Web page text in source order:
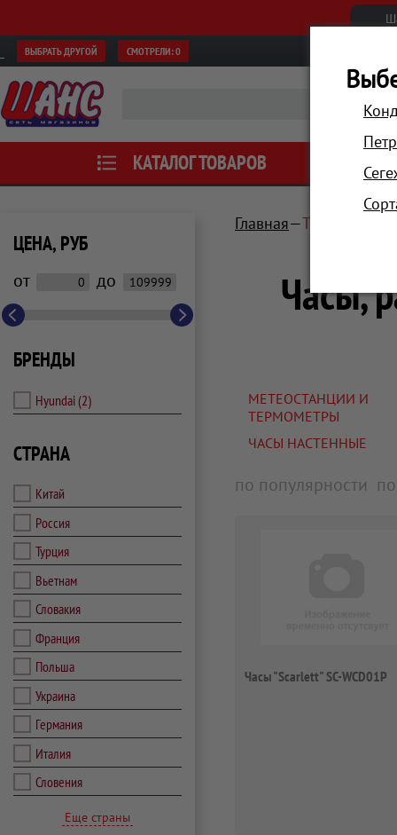
ВЫБРАТЬ ДРУГОЙ СМОТРЕЛИ:0
КАТАЛОГ ТОВАРОВ АКЦИИ
ЦЕНА, РУБ
от до
БРЕНДЫ
Hyundai(2)
СТРАНА
Китай
Россия
Турция
Вьетнам
Словакия
Франция
Польша
Украина
Германия
Италия
Словения
Еще страны
Главная Техника для
Часы,
МЕТЕОСТАНЦИИ И
ТЕРМОМЕТРЫ
ЧАСЫ НАСТЕННЫЕ
по популярности
Часы "Scarlett" SC-WCD01P